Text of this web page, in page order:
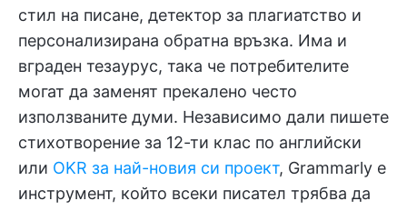
стил на писане, детектор за плагиатство и
персонализирана обратна връзка. Има и
вграден тезаурус, така че потребителите
могат да заменят прекалено често
използваните думи. Независимо дали пишете
стихотворение за 12-ти клас по английски
или OKR за най-новия си проект, Grammarly е
инструмент, който всеки писател трябва да